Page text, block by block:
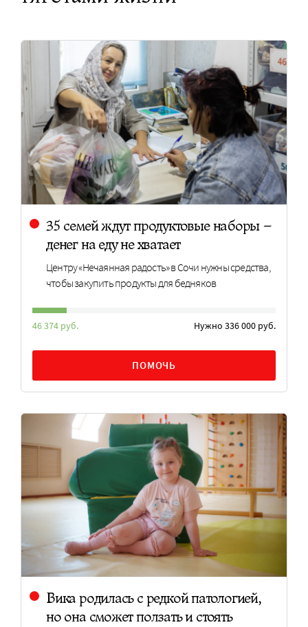
35 семей ждут продуктовые наборы –
денег на еду не хватает
Центру «Нечаянная радость» в Сочи нужны средства,
чтобы закупить продукты для бедняков
46 374 руб. Нужно 336 000 руб.
ПОМОЧЬ
Вика родилась с редкой патологией,
но она сможет ползать и стоять